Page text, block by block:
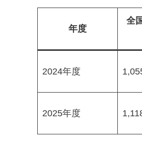
年度
全
2024年度
2025年度